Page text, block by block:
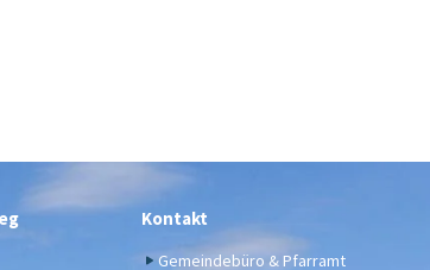
Kontakt
Gemeindebüro & Pfarramt